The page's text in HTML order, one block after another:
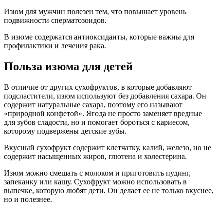
Изюм для мужчин полезен тем, что повышает уровень
подвижности сперматозоидов.
В изюме содержатся антиоксиданты, которые важны для
профилактики и лечения рака.
Польза изюма для детей
В отличие от других сухофруктов, в которые добавляют
подсластители, изюм используют без добавления сахара. Он
содержит натуральные сахара, поэтому его называют
«природной конфетой». Ягода не просто заменяет вредные
для зубов сладости, но и помогает бороться с кариесом,
которому подвержены детские зубы.
Вкусный сухофрукт содержит клетчатку, калий, железо, но не
содержит насыщенных жиров, глютена и холестерина.
Изюм можно смешать с молоком и приготовить пудинг,
запеканку или кашу. Сухофрукт можно использовать в
выпечке, которую любят дети. Он делает ее не только вкуснее,
но и полезнее.